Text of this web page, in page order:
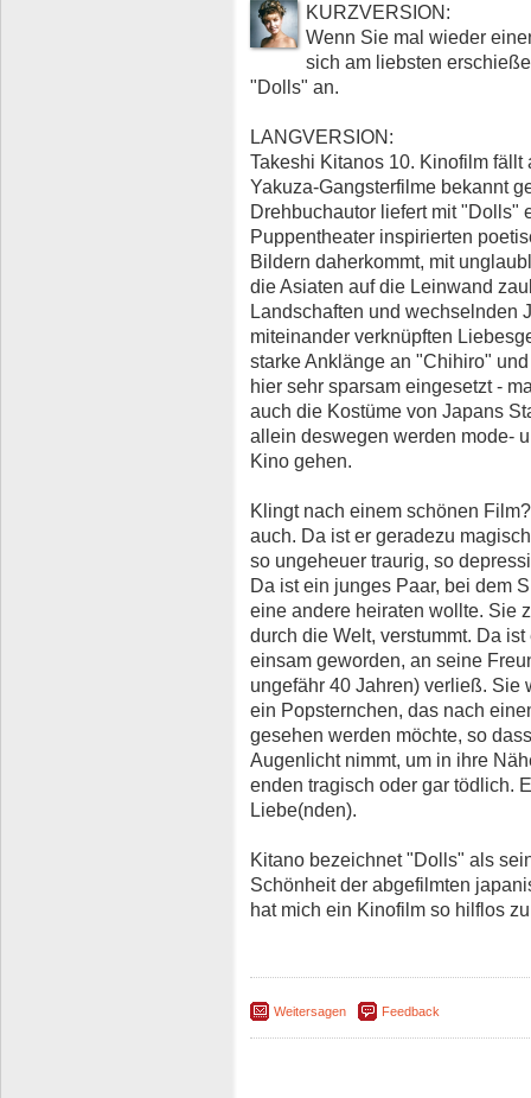
KURZVERSION:
Wenn Sie mal wieder
sich am liebsten
"Dolls" an.
LANGVERSION:
Takeshi Kitanos 10. Kinofilm
Yakuza-Gangsterfilme bekannt
Drehbuchautor liefert mit "Dolls"
Puppentheater inspirierten
Bildern daherkommt, mit
die Asiaten auf die Leinwand
Landschaften und wechselnden
miteinander verknüpften
starke Anklänge an "Chihiro"
hier sehr sparsam eingesetzt -
auch die Kostüme von Japans
allein deswegen werden mode-
Kino gehen.
Klingt nach einem schönen
auch. Da ist er geradezu
so ungeheuer traurig, so
Da ist ein junges Paar, bei dem
eine andere heiraten wollte. Sie
durch die Welt, verstummt. Da
einsam geworden, an seine
ungefähr 40 Jahren) verließ. Sie
ein Popsternchen, das nach
gesehen werden möchte, so
Augenlicht nimmt, um in ihre
enden tragisch oder gar tödlich.
Liebe(nden).
Kitano bezeichnet "Dolls" als
Schönheit der abgefilmten
hat mich ein Kinofilm so hilflos
Weitersagen Feedback